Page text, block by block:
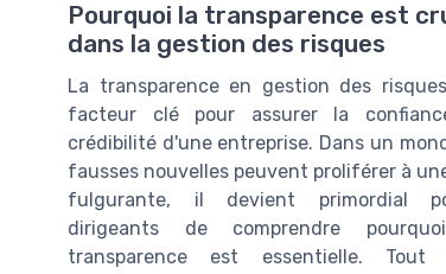
Pourquoi la transparence est
dans la gestion des risques
La transparence en gestion des
facteur clé pour assurer la
crédibilité d'une entreprise. Dans un
fausses nouvelles peuvent proliférer à
fulgurante, il devient primordial
dirigeants de comprendre
transparence est essentielle. Tout